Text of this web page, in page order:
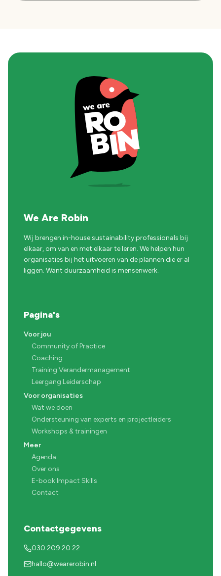
We Are Robin
Wij brengen in-house sustainability professionals bij
elkaar, om van en met elkaar te leren. We helpen hun
organisaties bij het uitvoeren van de plannen die er al
liggen. Want duurzaamheid is mensenwerk.
Pagina's
Voor jou
Community of Practice
Coaching
Training Verandermanagement
Leergang Leiderschap
Voor organisaties
Wat we doen
Ondersteuning van experts en projectleiders
Workshops & trainingen
Meer
Agenda
Over ons
E-book Impact Skills
Contact
Contactgegevens
030 209 20 22
hallo@wearerobin.nl